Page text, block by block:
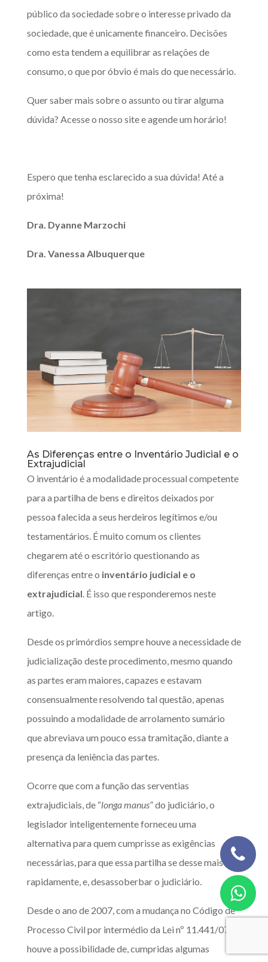
público da sociedade sobre o interesse privado da
sociedade, que é unicamente financeiro. Decisões
como esta tendem a equilibrar as relações de
consumo, o que por óbvio é mais do que necessário.
Quer saber mais sobre o assunto ou tirar alguma
dúvida? Acesse o nosso sitee agende um horário!
Espero que tenha esclarecido a sua dúvida! Até a
próxima!
Dra. Dyanne Marzochi
Dra. Vanessa Albuquerque
As Diferenças entre o Inventário Judicial e o
Extrajudicial
O inventário é a modalidade processual competente
para a partilha de bens e direitos deixados por
pessoa falecida a seus herdeiros legítimos e/ou
testamentários. É muito comum os clientes
chegarem até o escritório questionando as
diferenças entre o inventário judicial e o
extrajudicial. É isso que responderemos neste
artigo.
Desde os primórdios sempre houve a necessidade de
judicialização deste procedimento, mesmo quando
as partes eram maiores, capazes e estavam
consensualmente resolvendo tal questão, apenas
possuindo a modalidade de arrolamento sumário
que abreviava um pouco essa tramitação, diante a
presença da leniência das partes.
Ocorre que com a função das serventias
extrajudiciais, de “longa manus” do judiciário, o
legislador inteligentemente forneceu uma
alternativa para quem cumprisse as exigências
necessárias, para que essa partilha se desse mais
rapidamente, e, desassoberbar o judiciário.
Desde o ano de 2007, com a mudança no Código de
Processo Civil por intermédio da Lei nº 11.441/07,
houve a possibilidade de, cumpridas algumas